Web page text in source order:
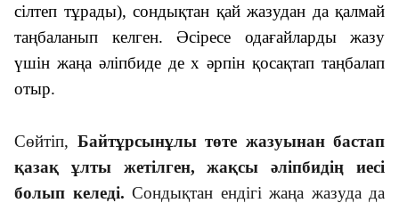
сілтеп тұрады), сондықтан қай жазудан да қалмай
таңбаланып келген. Әсіресе одағайларды жазу
үшін жаңа әліпбиде де х әрпін қосақтап таңбалап
отыр.
Сөйтіп, Байтұрсынұлы төте жазуынан бастап
қазақ ұлты жетілген, жақсы әліпбидің иесі
болып келеді. Сондықтан ендігі жаңа жазуда да